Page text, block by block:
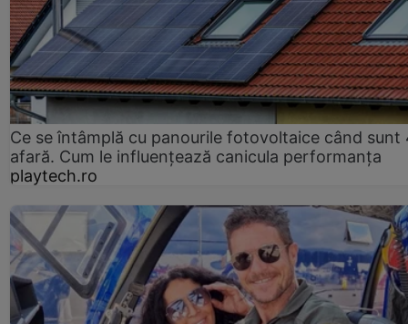
Ce se întâmplă cu panourile fotovoltaice când sunt
afară. Cum le influențează canicula performanța
playtech.ro